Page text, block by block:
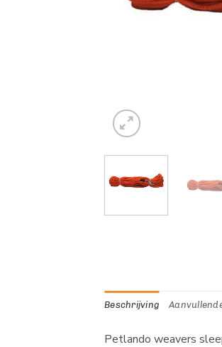
Beschrijving
Petlando weavers